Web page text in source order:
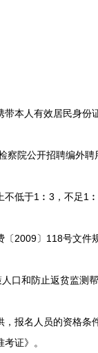
人有效居民身份
公开招聘编外聘
于1︰3，不足
〕118号文件
和防止返贫监测帮
名人员的资格条
证》。